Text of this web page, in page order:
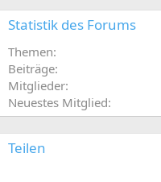
Statistik des Forums
Themen
Beiträge
Mitglieder
Neuestes Mitglied
Teilen